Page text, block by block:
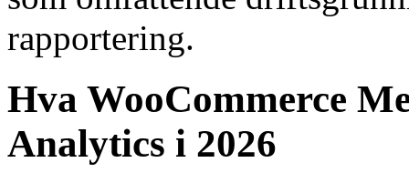
rapportering.
Hva WooCommerce
Analytics i 2026